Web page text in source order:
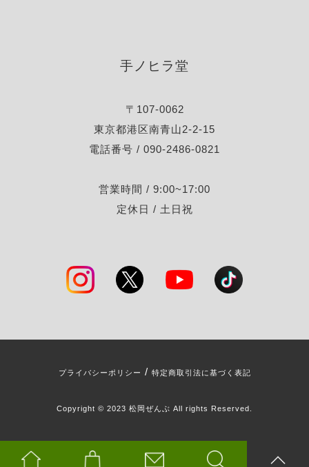
手ノヒラ堂
〒107-0062
東京都港区南青山2-2-15
電話番号 / 090-2486-0821
営業時間 / 9:00~17:00
定休日 / 土日祝
プライバシーポリシー / 特定商取引法に基づく表記
Copyright © 2023 松岡ぜんぶ All rights Reserved.